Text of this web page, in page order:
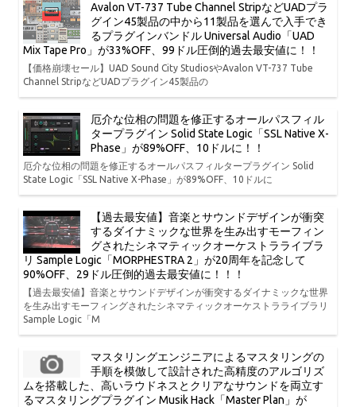
Avalon VT-737 Tube Channel StripなどUADプラ
グイン45製品の中から11製品を選んで入手でき
るプラグインバンドル Universal Audio「UAD
Mix Tape Pro」が33%OFF、99ドル圧倒的過去最安値に！！
【価格崩壊セール】UAD Sound City StudiosやAvalon VT-737 Tube
Channel StripなどUADプラグイン45製品の
厄介な位相の問題を修正するオールパスフィル
タープラグイン Solid State Logic「SSL Native X-
Phase」が89%OFF、10ドルに！！
厄介な位相の問題を修正するオールパスフィルタープラグイン Solid
State Logic「SSL Native X-Phase」が89%OFF、10ドルに
【過去最安値】音楽とサウンドデザインが衝突
するダイナミックな世界を生み出すモーフィン
グされたシネマティックオーケストラライブラ
リ Sample Logic「MORPHESTRA 2」が20周年を記念して
90%OFF、29ドル圧倒的過去最安値に！！！
【過去最安値】音楽とサウンドデザインが衝突するダイナミックな世界
を生み出すモーフィングされたシネマティックオーケストラライブラリ
Sample Logic「M
マスタリングエンジニアによるマスタリングの
手順を模倣して設計された高精度のアルゴリズ
ムを搭載した、高いラウドネスとクリアなサウンドを両立す
るマスタリングプラグイン Musik Hack「Master Plan」が